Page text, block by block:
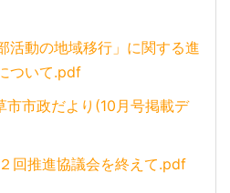
活動の地域移行」に関する進
ついて.pdf
市市政だより(10月号掲載デ
回推進協議会を終えて.pdf